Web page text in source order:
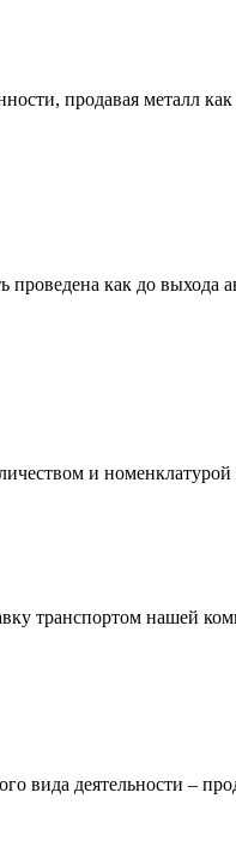
продавая металл
как до
и
транспортом нашей
деятельности –